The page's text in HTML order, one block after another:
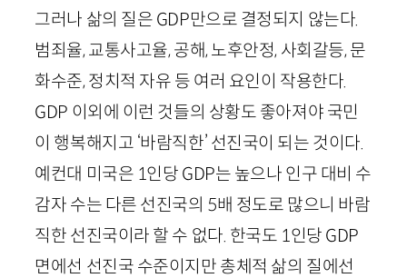
그러나 삶의 질은 GDP만으로 결정되지 않는다.
범죄율, 교통사고율, 공해, 노후안정, 사회갈등, 문
화수준, 정치적 자유 등 여러 요인이 작용한다.
GDP 이외에 이런 것들의 상황도 좋아져야 국민
이 행복해지고 ‘바람직한’ 선진국이 되는 것이다.
예컨대 미국은 1인당 GDP는 높으나 인구 대비 수
감자 수는 다른 선진국의 5배 정도로 많으니 바람
직한 선진국이라 할 수 없다. 한국도 1인당 GDP
면에선 선진국 수준이지만 총체적 삶의 질에선